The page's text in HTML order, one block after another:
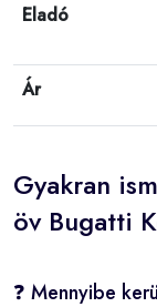
Eladó
Ár
Gyakran
öv Bugatti
❓ Mennyibe